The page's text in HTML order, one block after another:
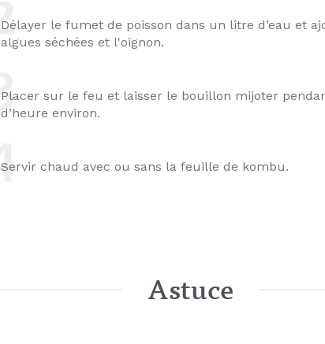
Délayer le fumet de poisson dans un litre d’eau et
algues séchées et l'oignon.
Placer sur le feu et laisser le bouillon mijoter
d’heure environ.
Servir chaud avec ou sans la feuille de kombu.
Astuce